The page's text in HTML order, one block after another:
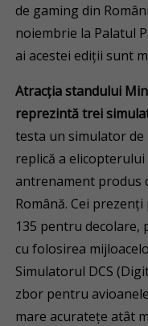
de gaming din
noiembrie la Palatul
ai acestei ediții sunt
Atracția standului
reprezintă trei
testa un simulator
replică a elicopterului
antrenament produs
Română. Cei
135 pentru
cu folosirea
Simulatorul DCS
zbor pentru
mare acuratețe atât